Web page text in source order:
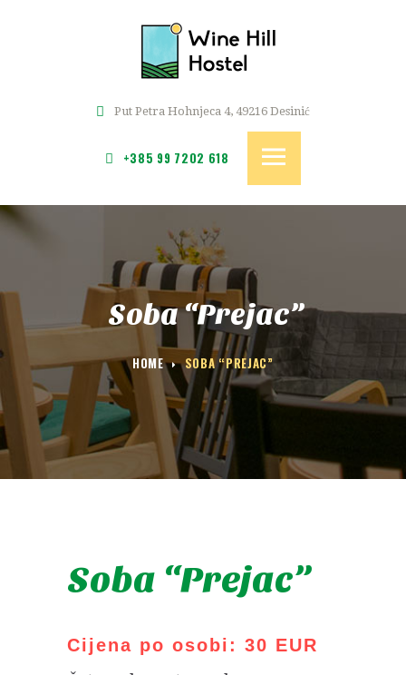
Put Petra Hohnjeca 4, 49216 Desinić
+385 99 7202 618
Soba “Prejac”
HOME SOBA “PREJAC”
WINE HILL
POČETNA
SOBE
CJENIK
REZERVACIJE
GALERIJA
KONTAKT
Soba “Prejac”
Cijena po osobi: 30 EUR